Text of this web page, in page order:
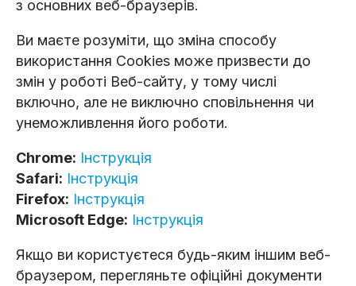
з основних веб-браузерів.
Ви маєте розуміти, що зміна способу
використання Cookies може призвести до
змін у роботі Веб-сайту, у тому числі
включно, але не виключно сповільнення чи
унеможливлення його роботи.
Chrome: Інструкція
Safari: Інструкція
Firefox: Інструкція
Microsoft Edge: Інструкція
Якщо ви користуєтеся будь-яким іншим веб-
браузером, перегляньте офіційні документи